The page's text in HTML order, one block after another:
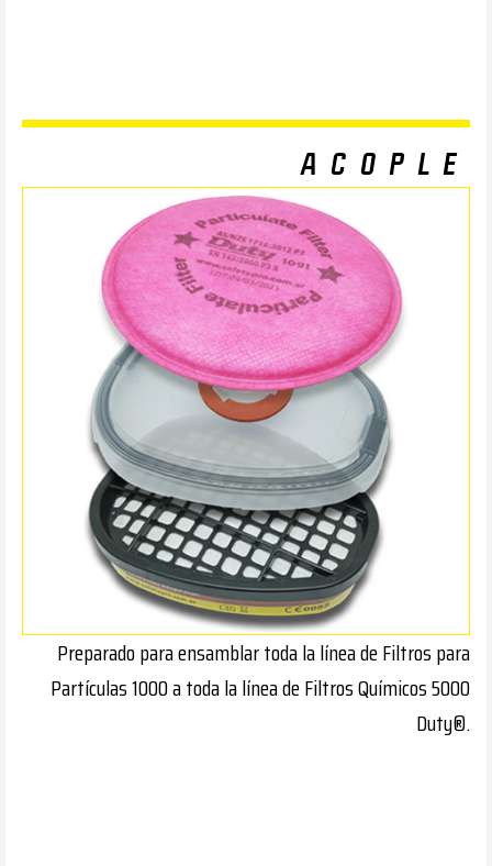
ACOPLE
Preparado para ensamblar toda la línea de Filtros para
Partículas 1000 a toda la línea de Filtros Químicos 5000
Duty®.